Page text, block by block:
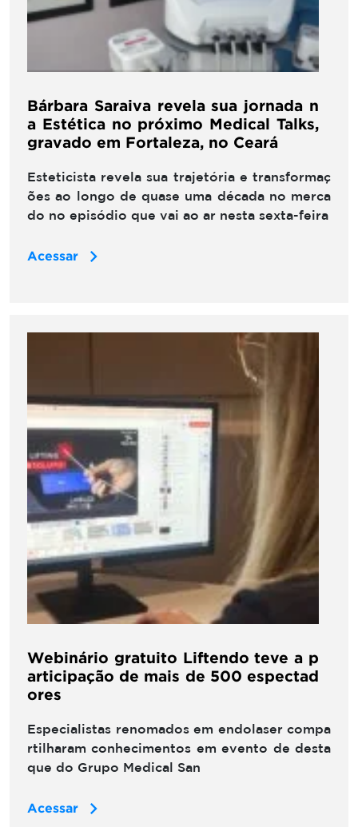
Bárbara Saraiva revela sua jornada n
a Estética no próximo Medical Talks,
gravado em Fortaleza, no Ceará
Esteticista revela sua trajetória e transformaç
ões ao longo de quase uma década no merca
do no episódio que vai ao ar nesta sexta-feira
Acessar
Webinário gratuito Liftendo teve a p
articipação de mais de 500 espectad
ores
Especialistas renomados em endolaser compa
rtilharam conhecimentos em evento de desta
que do Grupo Medical San
Acessar